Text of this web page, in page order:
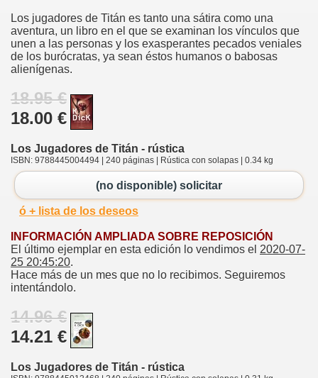
Los jugadores de Titán es tanto una sátira como una
aventura, un libro en el que se examinan los vínculos que
unen a las personas y los exasperantes pecados veniales
de los burócratas, ya sean éstos humanos o babosas
alienígenas.
18.95 €
18.00 €
Los Jugadores de Titán - rústica
ISBN: 9788445004494 | 240 páginas | Rústica con solapas | 0.34 kg
(no disponible) solicitar
ó + lista de los deseos
INFORMACIÓN AMPLIADA SOBRE REPOSICIÓN
El último ejemplar en esta edición lo vendimos el 2020-07-
25 20:45:20.
Hace más de un mes que no lo recibimos. Seguiremos
intentándolo.
14.96 €
14.21 €
Los Jugadores de Titán - rústica